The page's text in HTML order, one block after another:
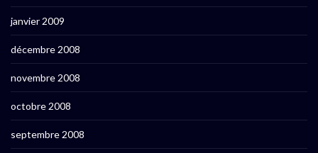
janvier 2009
décembre 2008
novembre 2008
octobre 2008
septembre 2008